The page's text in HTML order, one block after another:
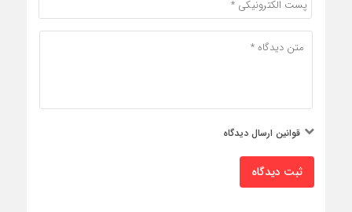
قوانین ارسال دیدگاه
ثبت دیدگاه